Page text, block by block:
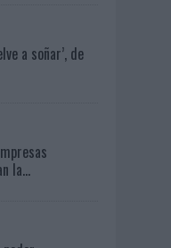
a soñar’, de
la...